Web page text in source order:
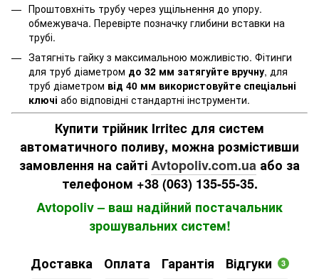
Проштовхніть трубу через ущільнення до упору.
обмежувача. Перевірте позначку глибини вставки на
трубі.
Затягніть гайку з максимальною можливістю. Фітинги
для труб діаметром до 32 мм затягуйте вручну, для
труб діаметром від 40 мм використовуйте спеціальні
ключі або відповідні стандартні інструменти.
Купити трійник Irritec для систем
автоматичного поливу, можна розмістивши
замовлення на сайтіAvtopoliv.com.ua або за
телефоном +38 (063) 135-55-35.
Avtopoliv – ваш надійний постачальник
зрошувальних систем!
Доставка Оплата Гарантія Відгуки 3